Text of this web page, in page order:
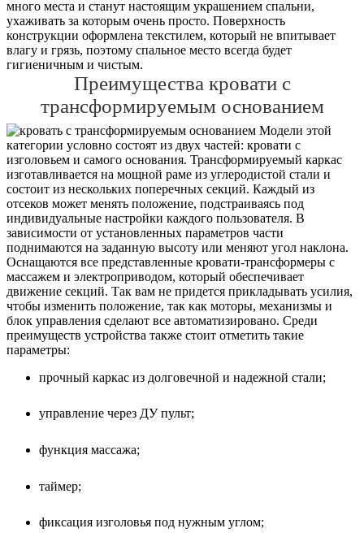
много места и станут настоящим украшением спальни,
ухаживать за которым очень просто. Поверхность
конструкции оформлена текстилем, который не впитывает
влагу и грязь, поэтому спальное место всегда будет
гигиеничным и чистым.
Преимущества кровати с
трансформируемым основанием
Модели этой
категории условно состоят из двух частей: кровати с
изголовьем и самого основания. Трансформируемый каркас
изготавливается на мощной раме из углеродистой стали и
состоит из нескольких поперечных секций. Каждый из
отсеков может менять положение, подстраиваясь под
индивидуальные настройки каждого пользователя. В
зависимости от установленных параметров части
поднимаются на заданную высоту или меняют угол наклона.
Оснащаются все представленные кровати-трансформеры с
массажем и электроприводом, который обеспечивает
движение секций. Так вам не придется прикладывать усилия,
чтобы изменить положение, так как моторы, механизмы и
блок управления сделают все автоматизировано. Среди
преимуществ устройства также стоит отметить такие
параметры:
прочный каркас из долговечной и надежной стали;
управление через ДУ пульт;
функция массажа;
таймер;
фиксация изголовья под нужным углом;